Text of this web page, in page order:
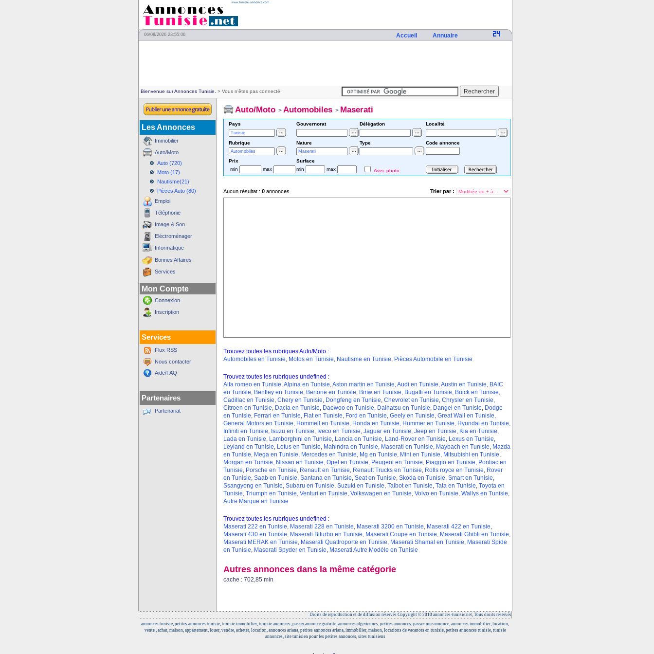
06/08/2026 23:55:06 Accueil Annuaire
Bienvenue sur Annonces Tunisie. > Vous n'êtes pas connecté.
Les Annonces
Immobilier
Auto/Moto
Auto (720)
Moto (17)
Nautisme(21)
Pièces Auto (80)
Emploi
Téléphonie
Image & Son
Eléctroménager
Informatique
Bonnes Affaires
Services
Mon Compte
Connexion
Inscription
Services
Flux RSS
Nous contacter
Aide/FAQ
Partenaires
Partenariat
Auto/Moto> Automobiles> Maserati
Pays Gouvernorat Délégation Localité
Rubrique Nature Type Code annonce
Prix
Surface
min
max min max Avec photo
Aucun résultat : 0annonces Trier par :
Trouvez toutes les rubriques Auto/Moto :
Automobiles en Tunisie, Motos en Tunisie, Nautisme en Tunisie, Pièces Automobile en Tunisie
Trouvez toutes les rubriques undefined :
Alfa romeo en Tunisie,Alpina en Tunisie,Aston martin en Tunisie,Audi en Tunisie,Austin en Tunisie, BAIC
en Tunisie, Bentley en Tunisie, Bertone en Tunisie, Bmw en Tunisie, Bugatti en Tunisie, Buick en Tunisie,
Cadillac en Tunisie, Chery en Tunisie, Dongfeng en Tunisie, Chevrolet en Tunisie, Chrysler en Tunisie,
Citroen en Tunisie, Dacia en Tunisie, Daewoo en Tunisie, Daihatsu en Tunisie, Dangel en Tunisie, Dodge
en Tunisie, Ferrari en Tunisie, Fiat en Tunisie, Ford en Tunisie, Geely en Tunisie, Great Wall en Tunisie,
General Motors en Tunisie, Hommell en Tunisie, Honda en Tunisie, Hummer en Tunisie, Hyundai en Tunisie,
Infiniti en Tunisie, Isuzu en Tunisie, Iveco en Tunisie, Jaguar en Tunisie, Jeep en Tunisie, Kia en Tunisie,
Lada en Tunisie, Lamborghini en Tunisie, Lancia en Tunisie, Land-Rover en Tunisie, Lexus en Tunisie,
Leyland en Tunisie, Lotus en Tunisie, Mahindra en Tunisie, Maserati en Tunisie, Maybach en Tunisie, Mazda
en Tunisie, Mega en Tunisie, Mercedes en Tunisie, Mg en Tunisie, Mini en Tunisie, Mitsubishi en Tunisie,
Morgan en Tunisie, Nissan en Tunisie, Opel en Tunisie, Peugeot en Tunisie, Piaggio en Tunisie, Pontiac en
Tunisie, Porsche en Tunisie, Renault en Tunisie, Renault Trucks en Tunisie, Rolls royce en Tunisie, Rover
en Tunisie, Saab en Tunisie, Santana en Tunisie, Seat en Tunisie, Skoda en Tunisie, Smart en Tunisie,
Ssangyong en Tunisie, Subaru en Tunisie, Suzuki en Tunisie, Talbot en Tunisie, Tata en Tunisie, Toyota en
Tunisie, Triumph en Tunisie, Venturi en Tunisie, Volkswagen en Tunisie, Volvo en Tunisie, Wallys en Tunisie,
Autre Marque en Tunisie
Trouvez toutes les rubriques undefined :
Maserati 222 en Tunisie, Maserati 228 en Tunisie, Maserati 3200 en Tunisie, Maserati 422 en Tunisie,
Maserati 430 en Tunisie, Maserati Biturbo en Tunisie, Maserati Coupe en Tunisie, Maserati Ghibli en Tunisie,
Maserati MERAK en Tunisie, Maserati Quattroporte en Tunisie, Maserati Shamal en Tunisie, Maserati Spide
en Tunisie, Maserati Spyder en Tunisie, Maserati Autre Modèle en Tunisie
Autres annonces dans la même catégorie
cache : 702,85 min
Droits de reproduction et de diffusion réservés Copyright © 2010 annonces-tunisie.net, Tous droits réservés
annonces tunisie, petites annonces tunisie, tunisie immobilier, tunisie annonces, passer annonce gratuite, annonces algeriennes, petites annonces, passer une annonce, annonces immobilier, location,
vente , achat, maison, appartement, louer, vendre, acheter, location, annonces ariana, petites annonces ariana, immobilier, maison, locations de vacances en tunisie, petites annonces tunisie, tunisie
annonces, site tunisien pour les petites annonces, sites tunisiens